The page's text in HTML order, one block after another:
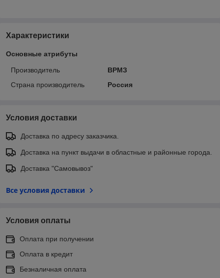
Характеристики
Основные атрибуты
Производитель
ВРМЗ
Страна производитель
Россия
Условия доставки
Доставка по адресу заказчика.
Доставка на пункт выдачи в областные и районные города.
Доставка "Самовывоз"
Все условия доставки
Условия оплаты
Оплата при получении
Оплата в кредит
Безналичная оплата